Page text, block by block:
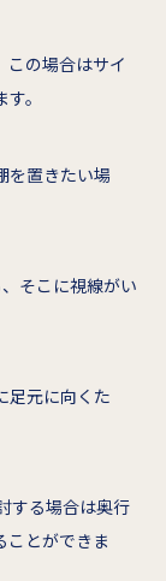
この場合はサイ
。
を置きたい場
そこに視線がい
足元に向くた
する場合は奥行
ことができま